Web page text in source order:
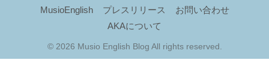
MusioEnglish プレスリリース
お問い合わせ
AKAについて
© 2026 Musio English Blog All rights reserved.